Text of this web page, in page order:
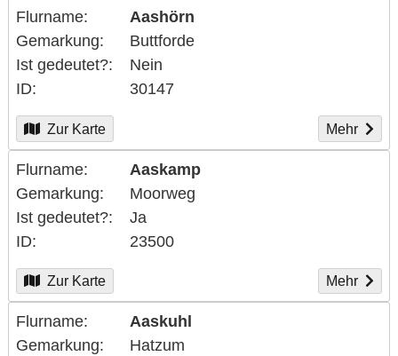
Flurname
Aashörn
Gemarkung
Buttforde
Ist gedeutet?
Nein
ID
30147
Zur Karte Mehr
Flurname
Aaskamp
Gemarkung
Moorweg
Ist gedeutet?
Ja
ID
23500
Zur Karte Mehr
Flurname
Aaskuhl
Gemarkung
Hatzum